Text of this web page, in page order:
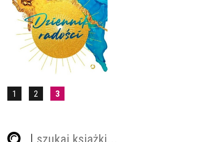
DZIENNIK RADOŚCI
AGNIESZKA MACIĄG
OPRAWA TWARDA
69,99 ZŁ
1 2 3